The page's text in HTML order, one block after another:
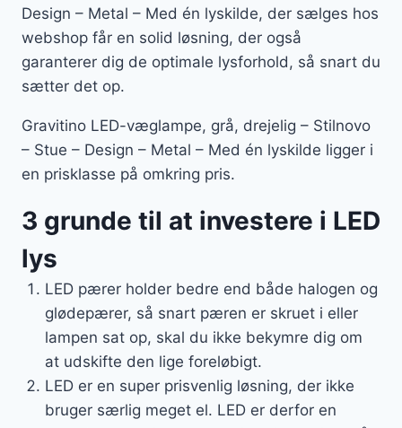
Design – Metal – Med én lyskilde, der sælges hos
webshop får en solid løsning, der også
garanterer dig de optimale lysforhold, så snart du
sætter det op.
Gravitino LED-væglampe, grå, drejelig – Stilnovo
– Stue – Design – Metal – Med én lyskilde ligger i
en prisklasse på omkring pris.
3 grunde til at investere i LED
lys
LED pærer holder bedre end både halogen og
glødepærer, så snart pæren er skruet i eller
lampen sat op, skal du ikke bekymre dig om
at udskifte den lige foreløbigt.
LED er en super prisvenlig løsning, der ikke
bruger særlig meget el. LED er derfor en